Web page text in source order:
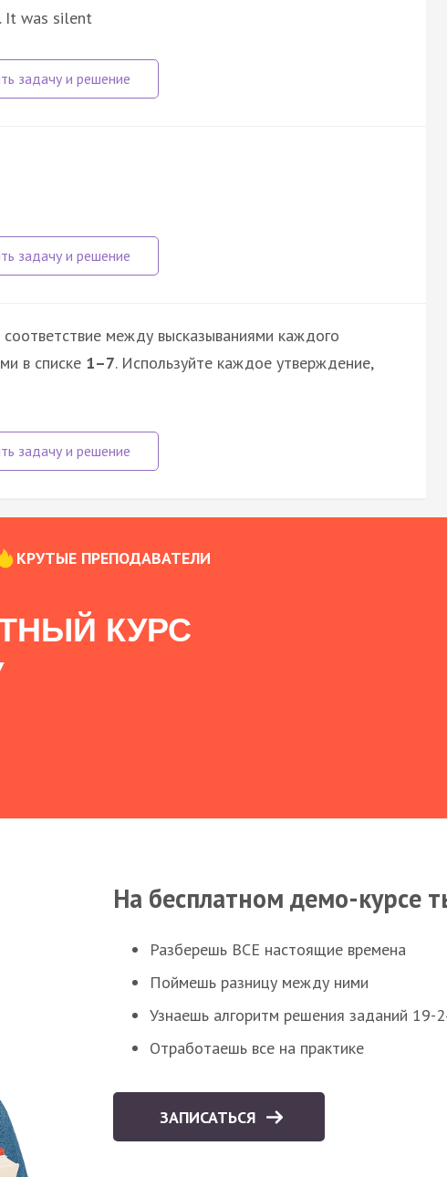
It was silent
между высказываниями каждого
в списке 1–7. Используйте каждое утверждение,
КРУТЫЕ ПРЕПОДАВАТЕЛИ
КУРС
На бесплатном демо-курсе
Разберешь ВСЕ настоящие времена
Поймешь разницу между ними
Узнаешь алгоритм решения заданий 19-
Отработаешь все на практике
ЗАПИСАТЬСЯ